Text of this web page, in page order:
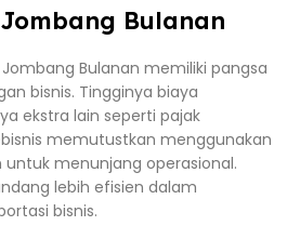
Bulanan
Bulanan memiliki pangsa
bisnis. Tingginya biaya
ekstra lain seperti pajak
memutustkan menggunakan
menunjang operasional.
lebih efisien dalam
bisnis.